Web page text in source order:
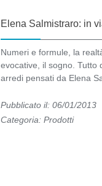
Elena Salmistraro: in
Numeri e formule, la
evocative, il sogno. Tutto
arredi pensati da Elena
Pubblicato il: 06/01/2013
Categoria:Prodotti